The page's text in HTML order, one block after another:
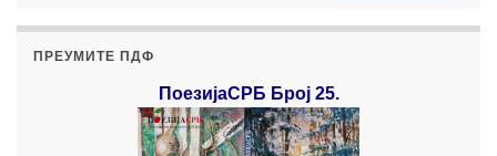
ПРЕУМИТЕ ПДФ
ПоезијаСРБ Број 25.